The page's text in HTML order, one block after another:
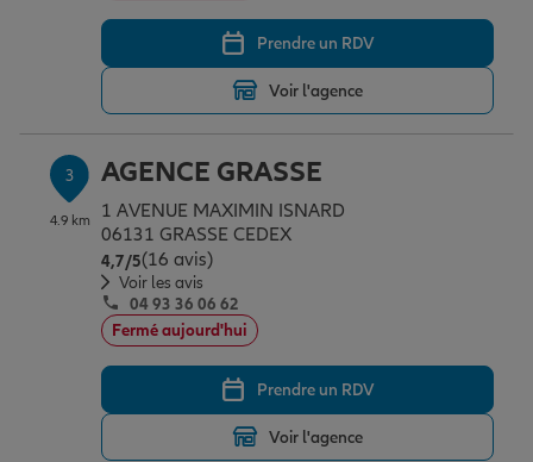
Garantie des accidents de la vie
Assurance scolaire
Protection juridique
Prendre un RDV
Voir l'agence
3
4.9 km
AGENCE GRASSE
1 AVENUE MAXIMIN ISNARD
06131 GRASSE CEDEX
4,7/5Note de 4.7 sur 5
(16 avis)
Voir les avis
04 93 36 06 62
Fermé aujourd'hui
Prendre un RDV
Voir l'agence